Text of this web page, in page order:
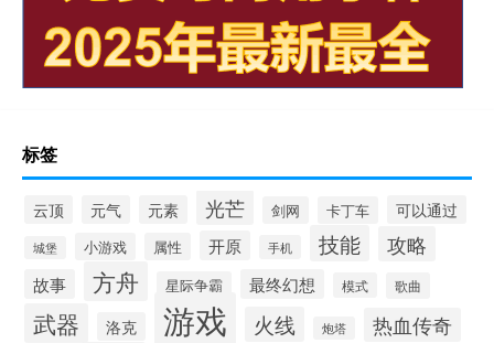
标签
云顶 元气 元素 光芒 剑网 卡丁车 可以通过
城堡 小游戏 属性 开原 手机 技能 攻略
故事 方舟 星际争霸 最终幻想 模式 歌曲
武器 洛克 游戏 火线 炮塔 热血传奇